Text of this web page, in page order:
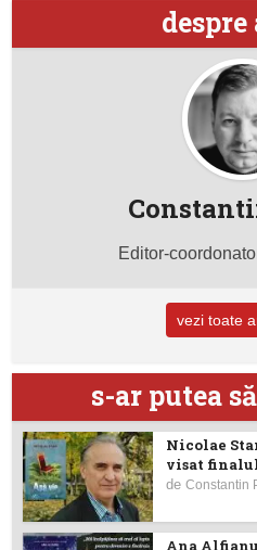
Editor-
vezi toate
s-ar putea
Nicolae
visat
deConstantin
Ana